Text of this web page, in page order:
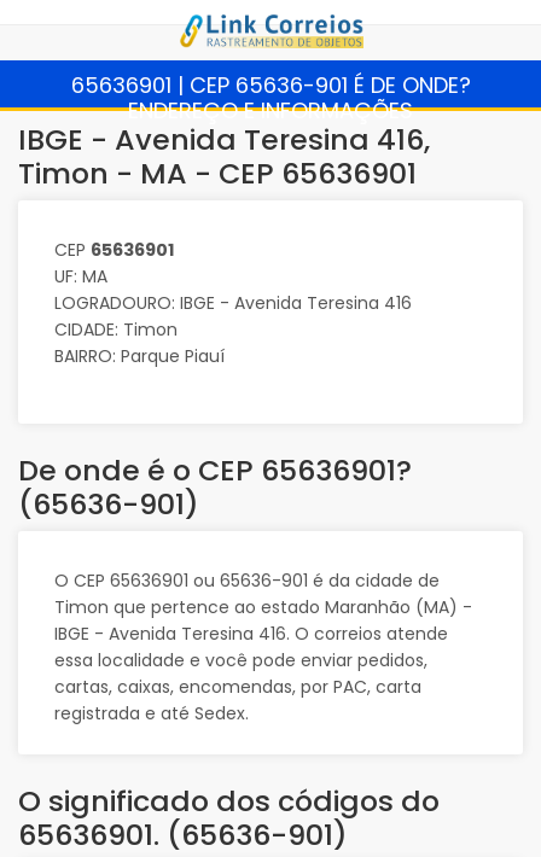
65636901 | CEP 65636-901 É DE ONDE?
ENDEREÇO E INFORMAÇÕES
IBGE - Avenida Teresina 416,
Timon - MA - CEP 65636901
CEP 65636901
UF: MA
LOGRADOURO: IBGE - Avenida Teresina 416
CIDADE: Timon
BAIRRO: Parque Piauí
De onde é o CEP 65636901?
(65636-901)
O CEP 65636901 ou 65636-901 é da cidade de
Timon que pertence ao estado Maranhão (MA) -
IBGE - Avenida Teresina 416. O correios atende
essa localidade e você pode enviar pedidos,
cartas, caixas, encomendas, por PAC, carta
registrada e até Sedex.
O significado dos códigos do
65636901. (65636-901)